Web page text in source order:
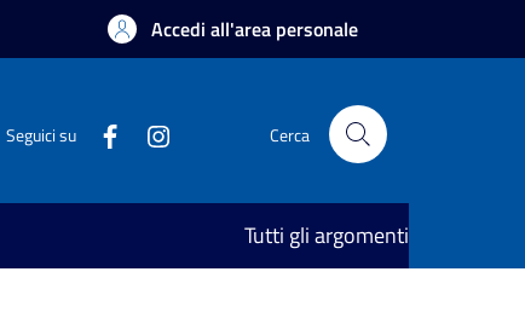
Accedi all'area personale
Seguici su Cerca
Tutti gli argomenti